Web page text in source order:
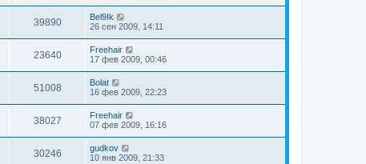
39890
Bel9Ik
26 сен 2009, 14:11
23640
Freehair
17 фев 2009, 00:46
51008
Bolat
16 фев 2009, 22:23
38027
Freehair
07 фев 2009, 16:16
30246
gudkov
10 янв 2009, 21:33